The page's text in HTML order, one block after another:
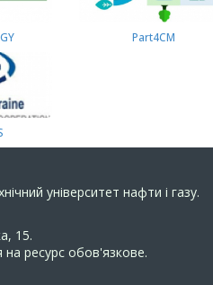
Part4СМ
університет нафти і газу.
15.
на ресурс обов'язкове.